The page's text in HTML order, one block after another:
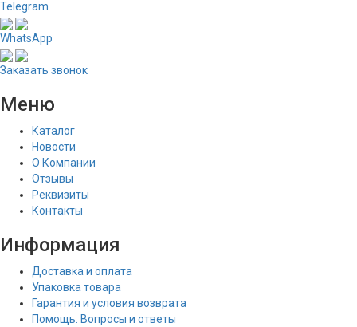
Telegram
WhatsApp
Заказать звонок
Меню
Каталог
Новости
О Компании
Отзывы
Реквизиты
Контакты
Информация
Доставка и оплата
Упаковка товара
Гарантия и условия возврата
Помощь. Вопросы и ответы